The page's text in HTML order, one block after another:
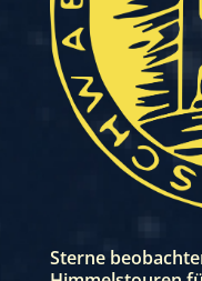
Sterne